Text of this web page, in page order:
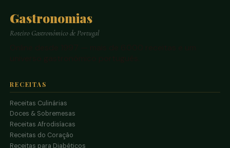
Gastronomias
Roteiro Gastronómico de Portugal
RECEITAS
Receitas Culinárias
Doces & Sobremesas
Receitas Afrodisíacas
Receitas do Coração
Receitas para Diabéticos